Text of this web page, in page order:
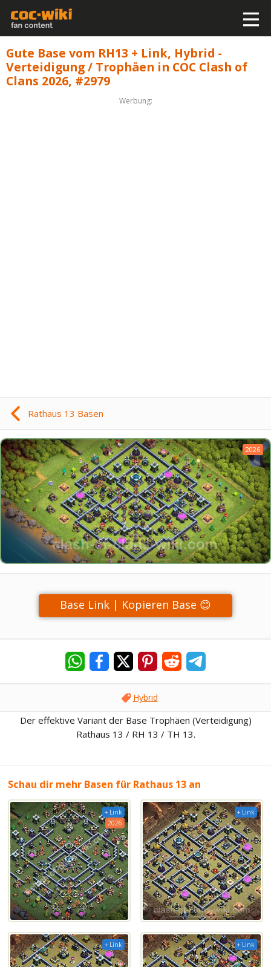
Gute Base vom RH13 + Link, Hybrid -
Verteidigung / Trophäen in COC Clash of
Clans 2026, #2979
Werbung:
Rathaus 13 Basen
2026
Base Link | Kopieren Base 😊
Hybrid
Der effektive Variant der Base Trophäen (Verteidigung)
Rathaus 13 / RH 13 / TH 13.
Schau dir mehr Basen für Rathaus 13 an
+ Link
2026
+ Link
+ Link + Link